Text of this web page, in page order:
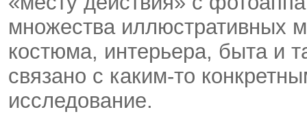
множества иллюстративных
костюма, интерьера, быта и
связано с каким-то
исследование.